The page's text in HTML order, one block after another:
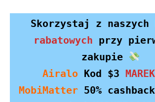
Skorzystaj z naszych
rabatowych przy
zakupie
Airalo Kod $3
MobiMatter 50%